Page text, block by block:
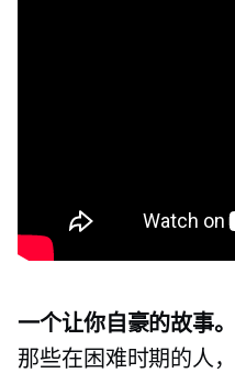
一个让你自豪的故事。
那些在困难时期的人